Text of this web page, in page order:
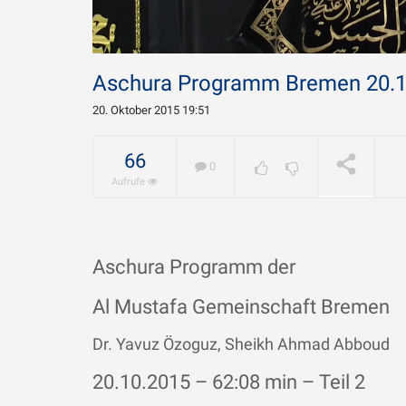
WIRD ABGESPIELT
geliebt?
Aschura Programm Bremen
20. Oktober 2015 19:51
66
Aufrufe
0
Aschura Programm der
Al Mustafa Gemeinschaft Bremen
Dr. Yavuz Özoguz, Sheikh Ahmad Abboud
20.10.2015 – 62:08 min – Teil 2